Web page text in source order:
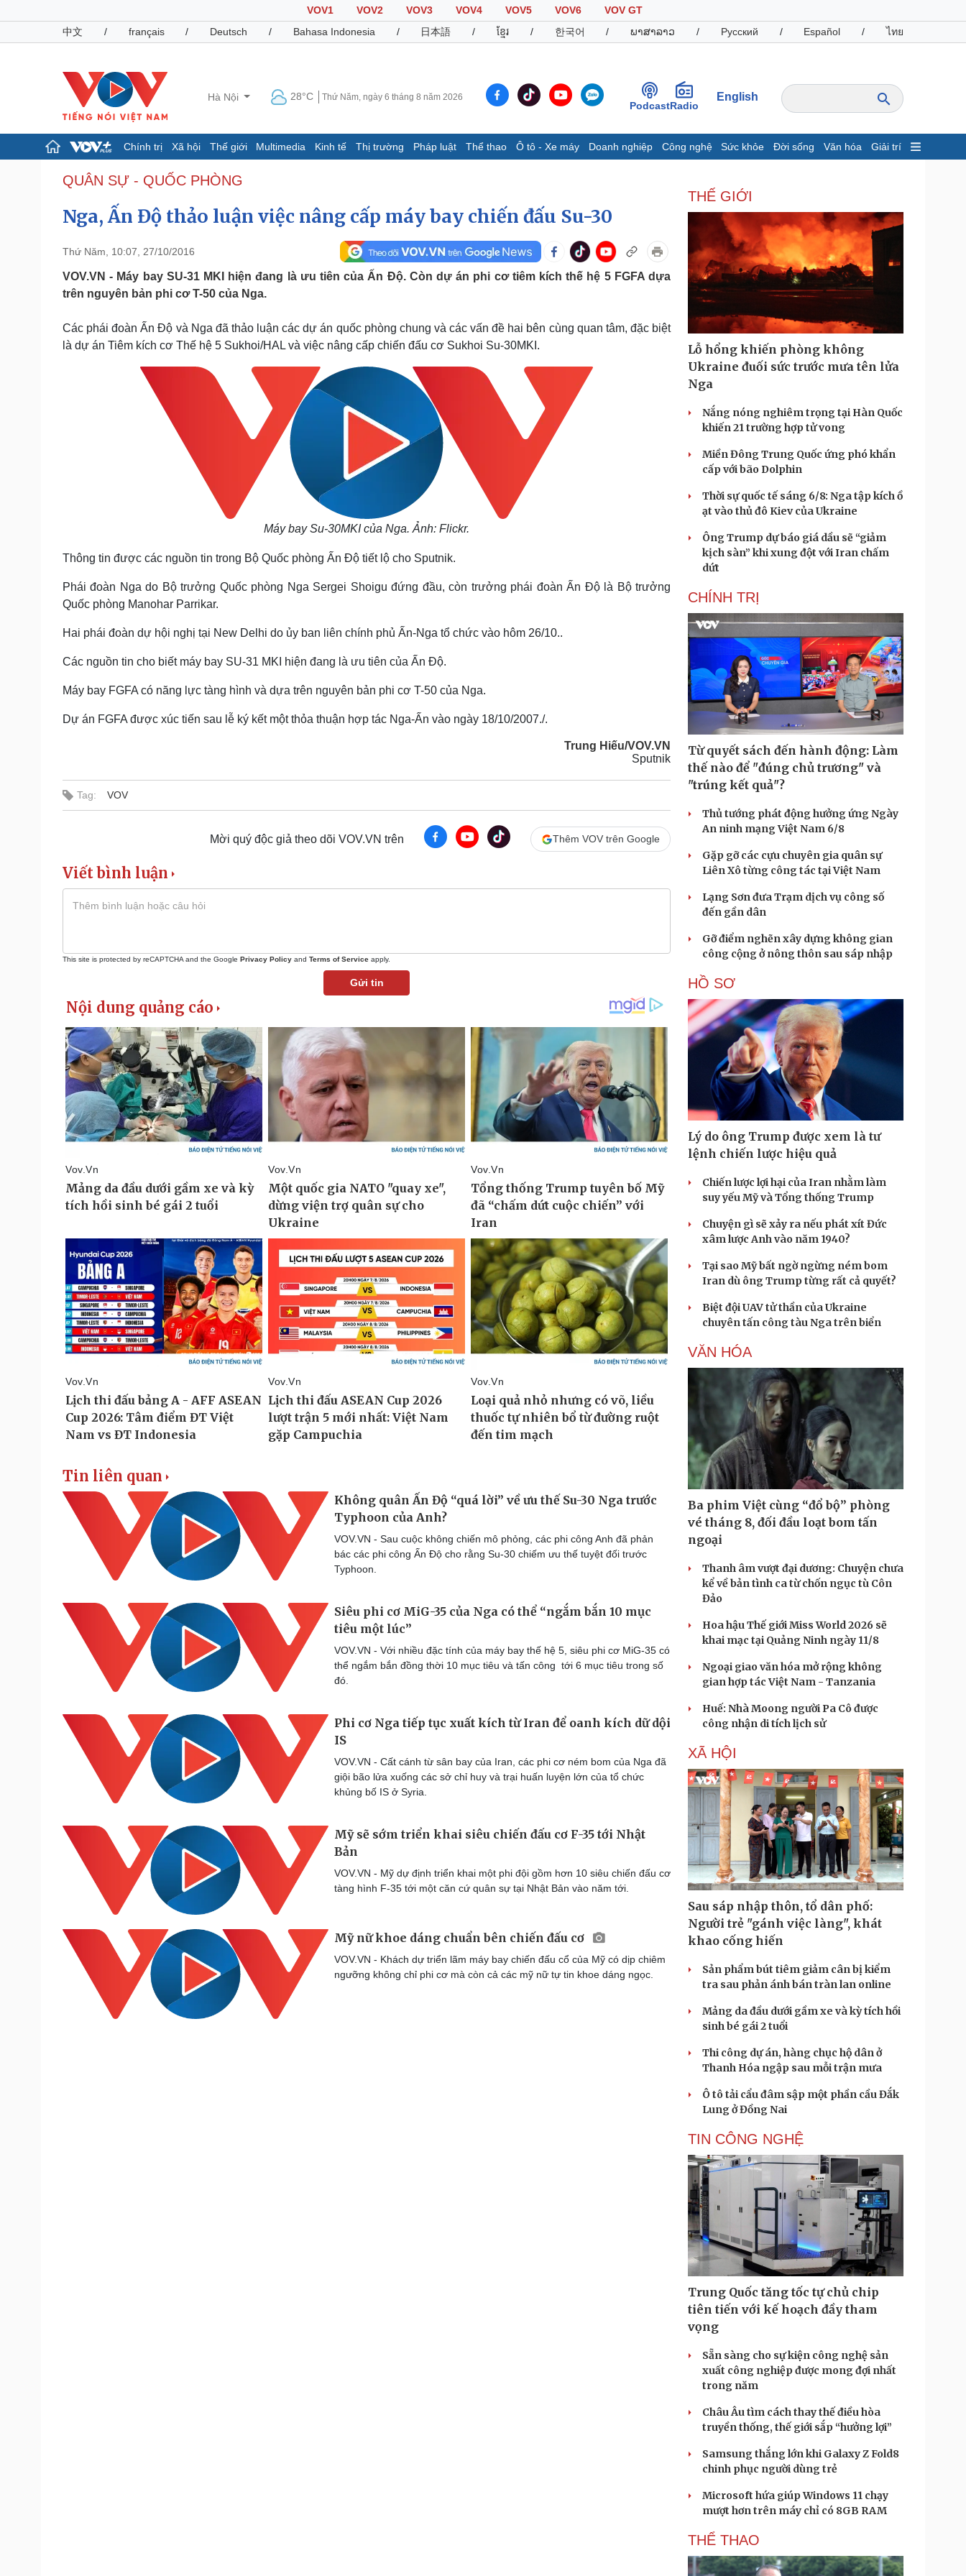
VOV1 VOV2 VOV3 VOV4 VOV5 VOV6
VOV GT
中文
/ français / Deutsch / Bahasa Indonesia / 日本語 / ខ្មែរ / 한국어 / ພາສາລາວ / Русский / Español / ไทย
Hà Nội 28°C Thứ Năm, ngày 6 tháng 8 năm 2026
PodcastRadio
English
Chính trị Xã hội Thế giới Multimedia Kinh tế Thị trường Pháp luật Thể thao Ô tô - Xe máy Doanh nghiệp Công nghệ Sức khỏe Đời sống Văn hóa Giải trí
Chính trị
Tổ chức nhân sự
Quốc hội
Xã hội
Dự báo thời tiết
Giáo dục
Biển đảo
Cuộc sống đó đây
Hồ sơ
Ảnh
E-Magazine
Infographic
Bất động sản
Khởi nghiệp
Tiêu dùng
Tỷ giá
Chứng khoán
Giá cà phê
Pháp luật
Tin nóng
Tư vấn luật
Quân sự - Quốc phòng
Việt Nam
Phân tích
Lịch thi đấu bóng đá
Thế giới thể thao
Hậu trường
Xe máy
Tư vấn
Doanh nghiệp
Thông tin doanh nghiệp
Doanh nghiệp 24h
Doanh nhân
Vì cộng đồng
Công nghệ
Tin Công nghệ
Trải nghiệm
Chuyển đổi số
Dinh dưỡng - món ngon
Đời sống
Nhà đẹp
Tình yêu - Gia đình
Sân khấu - Điện ảnh
Văn học
Âm nhạc
Di sản
Giải trí
Nghệ sĩ
Thời trang
Câu chuyện thời sự
Đọc truyện đêm khuya
Cửa sổ tình yêu
Kể chuyện cho bé
QUÂN SỰ - QUỐC PHÒNG
Nga, Ấn Độ thảo luận việc nâng cấp máy bay chiến đấu Su-30
Thứ Năm, 10:07, 27/10/2016
VOV.VN - Máy bay SU-31 MKI hiện đang là ưu tiên của Ấn Độ. Còn dự án phi cơ tiêm kích thế hệ 5 FGFA dựa
trên nguyên bản phi cơ T-50 của Nga.
Các phái đoàn Ấn Độ và Nga đã thảo luận các dự án quốc phòng chung và các vấn đề hai bên cùng quan tâm, đặc biệt
là dự án Tiêm kích cơ Thế hệ 5 Sukhoi/HAL và việc nâng cấp chiến đấu cơ Sukhoi Su-30MKI.
Máy bay Su-30MKI của Nga. Ảnh: Flickr.
Thông tin được các nguồn tin trong Bộ Quốc phòng Ấn Độ tiết lộ cho Sputnik.
Phái đoàn Nga do Bộ trưởng Quốc phòng Nga Sergei Shoigu đứng đầu, còn trưởng phái đoàn Ấn Độ là Bộ trưởng
Quốc phòng Manohar Parrikar.
Hai phái đoàn dự hội nghị tại New Delhi do ủy ban liên chính phủ Ấn-Nga tổ chức vào hôm 26/10..
Các nguồn tin cho biết máy bay SU-31 MKI hiện đang là ưu tiên của Ấn Độ.
Máy bay FGFA có năng lực tàng hình và dựa trên nguyên bản phi cơ T-50 của Nga.
Dự án FGFA được xúc tiến sau lễ ký kết một thỏa thuận hợp tác Nga-Ấn vào ngày 18/10/2007./.
Trung Hiếu/VOV.VN
Sputnik
Tag: VOV
Mời quý độc giả theo dõi VOV.VN trên Thêm VOV trên Google
Viết bình luận
This site is protected by reCAPTCHA and the Google Privacy Policy and Terms of Service apply.
Gửi tin
Tin liên quan
Không quân Ấn Độ “quá lời” về ưu thế Su-30 Nga trước
Typhoon của Anh?
VOV.VN - Sau cuộc không chiến mô phỏng, các phi công Anh đã phản
bác các phi công Ấn Độ cho rằng Su-30 chiếm ưu thế tuyệt đối trước
Typhoon.
Siêu phi cơ MiG-35 của Nga có thể “ngắm bắn 10 mục
tiêu một lúc”
VOV.VN - Với nhiều đặc tính của máy bay thế hệ 5, siêu phi cơ MiG-35 có
thể ngắm bắn đồng thời 10 mục tiêu và tấn công tới 6 mục tiêu trong số
đó.
Phi cơ Nga tiếp tục xuất kích từ Iran để oanh kích dữ dội
IS
VOV.VN - Cất cánh từ sân bay của Iran, các phi cơ ném bom của Nga đã
giội bão lửa xuống các sở chỉ huy và trại huấn luyện lớn của tổ chức
khủng bố IS ở Syria.
Mỹ sẽ sớm triển khai siêu chiến đấu cơ F-35 tới Nhật
Bản
VOV.VN - Mỹ dự định triển khai một phi đội gồm hơn 10 siêu chiến đấu cơ
tàng hình F-35 tới một căn cứ quân sự tại Nhật Bản vào năm tới.
Mỹ nữ khoe dáng chuẩn bên chiến đấu cơ
VOV.VN - Khách dự triển lãm máy bay chiến đấu cổ của Mỹ có dịp chiêm
ngưỡng không chỉ phi cơ mà còn cả các mỹ nữ tự tin khoe dáng ngọc.
THẾ GIỚI
Lỗ hổng khiến phòng không
Ukraine đuối sức trước mưa tên lửa
Nga
Nắng nóng nghiêm trọng tại Hàn Quốc
khiến 21 trường hợp tử vong
Miền Đông Trung Quốc ứng phó khẩn
cấp với bão Dolphin
Thời sự quốc tế sáng 6/8: Nga tập kích ồ
ạt vào thủ đô Kiev của Ukraine
Ông Trump dự báo giá dầu sẽ “giảm
kịch sàn” khi xung đột với Iran chấm
dứt
CHÍNH TRỊ
Từ quyết sách đến hành động: Làm
thế nào để "đúng chủ trương" và
"trúng kết quả"?
Thủ tướng phát động hưởng ứng Ngày
An ninh mạng Việt Nam 6/8
Gặp gỡ các cựu chuyên gia quân sự
Liên Xô từng công tác tại Việt Nam
Lạng Sơn đưa Trạm dịch vụ công số
đến gần dân
Gỡ điểm nghẽn xây dựng không gian
công cộng ở nông thôn sau sáp nhập
HỒ SƠ
Lý do ông Trump được xem là tư
lệnh chiến lược hiệu quả
Chiến lược lợi hại của Iran nhằm làm
suy yếu Mỹ và Tổng thống Trump
Chuyện gì sẽ xảy ra nếu phát xít Đức
xâm lược Anh vào năm 1940?
Tại sao Mỹ bất ngờ ngừng ném bom
Iran dù ông Trump từng rất cả quyết?
Biệt đội UAV tử thần của Ukraine
chuyên tấn công tàu Nga trên biển
VĂN HÓA
Ba phim Việt cùng “đổ bộ” phòng
vé tháng 8, đối đầu loạt bom tấn
ngoại
Thanh âm vượt đại dương: Chuyện chưa
kể về bản tình ca từ chốn ngục tù Côn
Đảo
Hoa hậu Thế giới Miss World 2026 sẽ
khai mạc tại Quảng Ninh ngày 11/8
Ngoại giao văn hóa mở rộng không
gian hợp tác Việt Nam - Tanzania
Huế: Nhà Moong người Pa Cô được
công nhận di tích lịch sử
XÃ HỘI
Sau sáp nhập thôn, tổ dân phố:
Người trẻ "gánh việc làng", khát
khao cống hiến
Sản phẩm bút tiêm giảm cân bị kiểm
tra sau phản ánh bán tràn lan online
Mảng da đầu dưới gầm xe và kỳ tích hồi
sinh bé gái 2 tuổi
Thi công dự án, hàng chục hộ dân ở
Thanh Hóa ngập sau mỗi trận mưa
Ô tô tải cẩu đâm sập một phần cầu Đắk
Lung ở Đồng Nai
TIN CÔNG NGHỆ
Trung Quốc tăng tốc tự chủ chip
tiên tiến với kế hoạch đầy tham
vọng
Sẵn sàng cho sự kiện công nghệ sản
xuất công nghiệp được mong đợi nhất
trong năm
Châu Âu tìm cách thay thế điều hòa
truyền thống, thế giới sắp “hưởng lợi”
Samsung thắng lớn khi Galaxy Z Fold8
chinh phục người dùng trẻ
Microsoft hứa giúp Windows 11 chạy
mượt hơn trên máy chỉ có 8GB RAM
THỂ THAO